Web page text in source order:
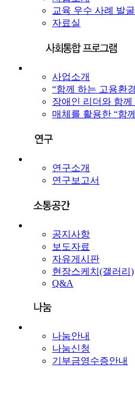
교육 우수 사례 발
자료실
사업소개
“함께 하는 고용환
장애인 리더와 함
매체를 활용한 “함
연구소개
연구보고서
공지사항
보도자료
자유게시판
현장스케치(갤러리)
Q&A
나눔안내
나눔신청
기부금영수증안내